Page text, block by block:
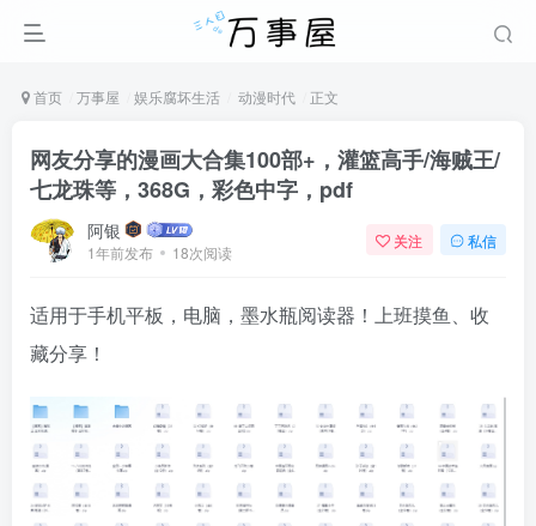
首页 万事屋 娱乐腐坏生活 动漫时代 正文
网友分享的漫画大合集100部+，灌篮高手/海贼王/
七龙珠等，368G，彩色中字，pdf
阿银
1年前发布 18次阅读
关注 私信
适用于手机平板，电脑，墨水瓶阅读器！上班摸鱼、收
藏分享！